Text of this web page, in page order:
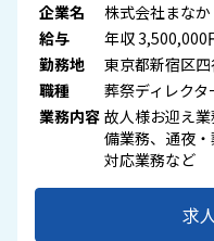
企業名
株式会社まな
給与
年収 3,500,000
勤務地
東京都新宿区
職種
葬祭ディレク
業務内容 故人様お迎え
備業務、通夜
対応業務など
求